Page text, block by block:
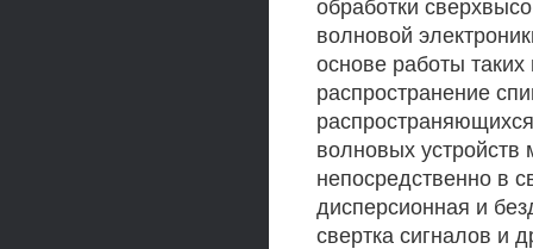
обработки
волновой
основе работы
распространение
волновых устройств
непосредственно в
дисперсионная и
свертка сигналов и